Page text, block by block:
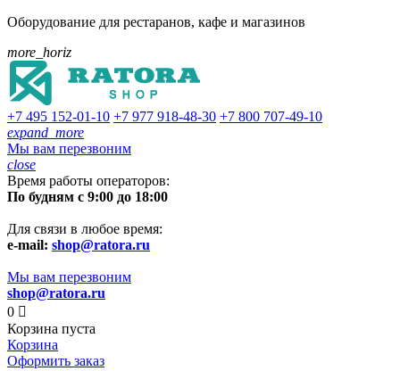
Оборудование для рестаранов, кафе и магазинов
more_horiz
+7 495 152-01-10 +7 977 918-48-30 +7 800 707-49-10
expand_more
Мы вам перезвоним
close
Время работы операторов:
По будням с 9:00 до 18:00
Для связи в любое время:
e-mail: shop@ratora.ru
Мы вам перезвоним
shop@ratora.ru
0 
Корзина пуста
Корзина
Оформить заказ